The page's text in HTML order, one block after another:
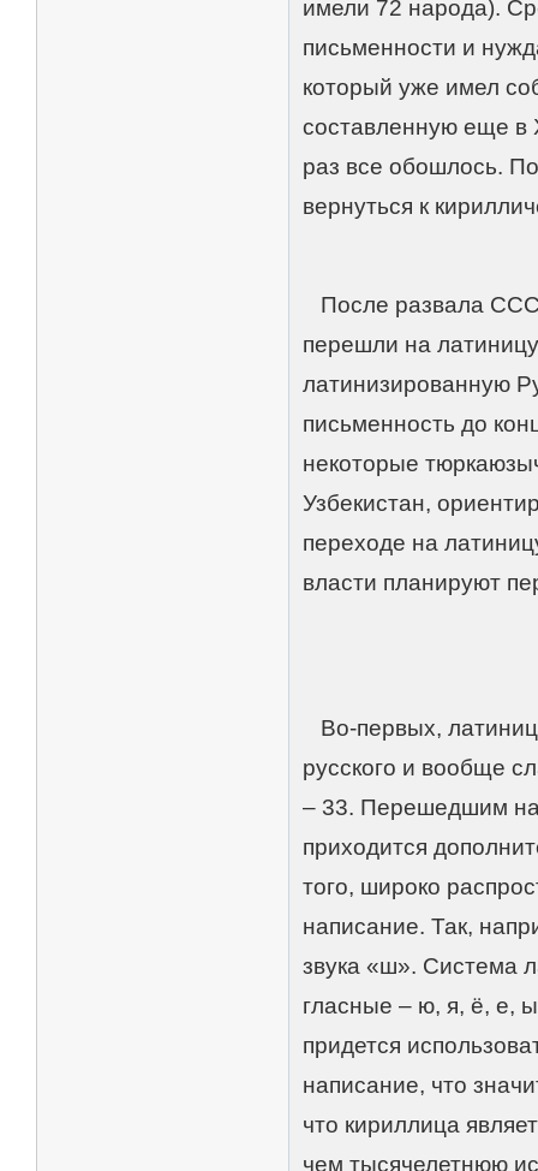
имели 72 народа).
письменности и
который уже имел
составленную еще в
раз все обошлось.
вернуться к
После развала
перешли на
латинизированную
письменность до
некоторые
Узбекистан,
переходе на
власти планируют
Во-первых,
русского и вообще
– 33. Перешедшим на
приходится
того, широко
написание. Так,
звука «ш». Система
гласные – ю, я, ё, е,
придется
написание, что
что кириллица
чем тысячелетнюю